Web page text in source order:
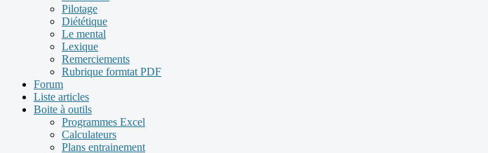
Pilotage
Diététique
Le mental
Lexique
Remerciements
Rubrique formtat PDF
Forum
Liste articles
Boite à outils
Programmes Excel
Calculateurs
Plans entrainement